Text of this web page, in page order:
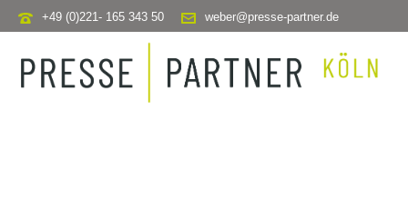
+49 (0)221- 165 343 50 weber@presse-partner.de